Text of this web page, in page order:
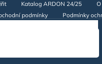
Katalog ARDON 24/25
podmínky Podmínky